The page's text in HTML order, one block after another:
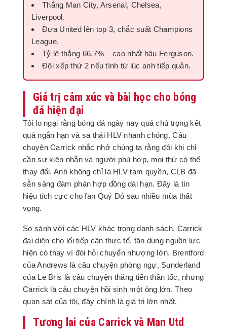
Thắng Man City, Arsenal, Chelsea,
Liverpool.
Đưa United lên top 3, chắc suất Champions
League.
Tỷ lệ thắng 66,7% – cao nhất hậu Ferguson.
Đội xếp thứ 2 nếu tính từ lúc anh tiếp quản.
Giá trị cảm xúc và bài học cho bóng
đá hiện đại
Tôi lo ngại rằng bóng đá ngày nay quá chú trọng kết
quả ngắn hạn và sa thải HLV nhanh chóng. Câu
chuyện Carrick nhắc nhở chúng ta rằng đôi khi chỉ
cần sự kiên nhẫn và người phù hợp, mọi thứ có thể
thay đổi. Anh không chỉ là HLV tạm quyền, CLB đã
sẵn sàng đàm phán hợp đồng dài hạn. Đây là tín
hiệu tích cực cho fan Quỷ Đỏ sau nhiều mùa thất
vọng.
So sánh với các HLV khác trong danh sách, Carrick
đại diện cho lối tiếp cận thực tế, tận dụng nguồn lực
hiện có thay vì đòi hỏi chuyển nhượng lớn. Brentford
của Andrews là câu chuyện phòng ngự, Sunderland
của Le Bris là câu chuyện thăng tiến thần tốc, nhưng
Carrick là câu chuyện hồi sinh một ông lớn. Theo
quan sát của tôi, đây chính là giá trị lớn nhất.
Tương lai của Carrick và Man Utd